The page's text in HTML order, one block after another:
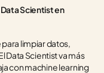
Scientist en
limpiar datos,
Data Scientist va más
con machine learning